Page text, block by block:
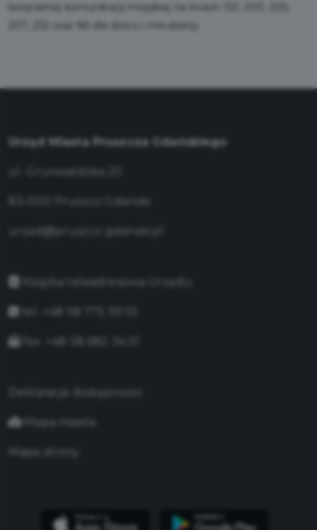
bezpłatnej komunikacji miejskiej na liniach 132, 200, 205,
207, 232 oraz N5 dla dzieci i młodzieży
Urząd Miasta Pruszcza Gdańskiego
urzad@pruszcz-gdanski.pl
Książka teleadresowa Urzędu
Deklaracja dostępności
Mapa miasta
Mapa strony